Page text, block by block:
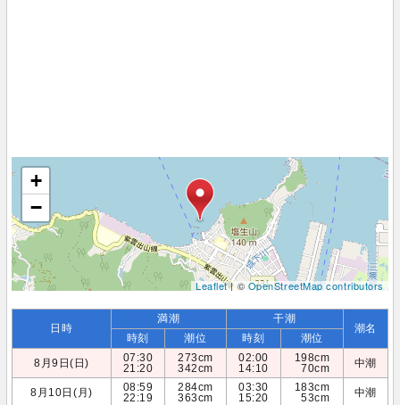
+
−
Leaflet| ©OpenStreetMap contributors
日時
満潮 干潮
潮名
時刻 潮位 時刻
潮位
8月9日(日)
07:30
21:20
273cm
342cm
02:00
14:10
198cm
70cm
中潮
8月10日(月)
08:59
22:19
284cm
363cm
03:30
15:20
183cm
53cm
中潮